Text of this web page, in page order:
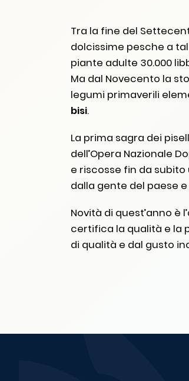
Tra la fine del
dolcissime pesche a
piante adulte 30.000
Ma dal Novecento la
legumi primaverili
bisi.
La prima sagra dei
dell’Opera Nazionale
e riscosse fin da
dalla gente del paese
Novità di quest’anno è
certifica la qualità e la
di qualità e dal gusto